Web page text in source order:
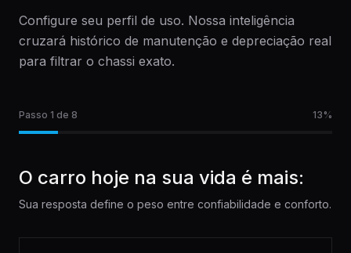
Configure seu perfil de uso. Nossa inteligência
cruzará histórico de manutenção e depreciação real
para filtrar o chassi exato.
Passo 1 de 8 13 %
O carro hoje na sua vida é mais:
Sua resposta define o peso entre confiabilidade e conforto.